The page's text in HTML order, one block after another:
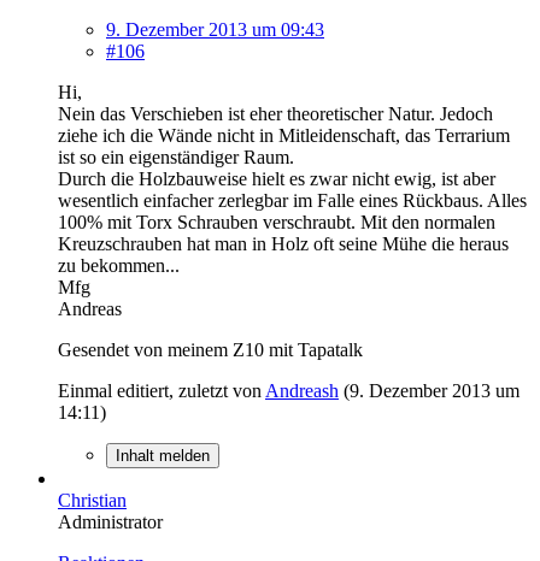
9. Dezember 2013 um 09:43
#106
Hi,
Nein das Verschieben ist eher theoretischer Natur. Jedoch
ziehe ich die Wände nicht in Mitleidenschaft, das Terrarium
ist so ein eigenständiger Raum.
Durch die Holzbauweise hielt es zwar nicht ewig, ist aber
wesentlich einfacher zerlegbar im Falle eines Rückbaus. Alles
100% mit Torx Schrauben verschraubt. Mit den normalen
Kreuzschrauben hat man in Holz oft seine Mühe die heraus
zu bekommen...
Mfg
Andreas
Gesendet von meinem Z10 mit Tapatalk
Einmal editiert, zuletzt von Andreash (9. Dezember 2013 um
14:11)
Inhalt melden
Christian
Administrator